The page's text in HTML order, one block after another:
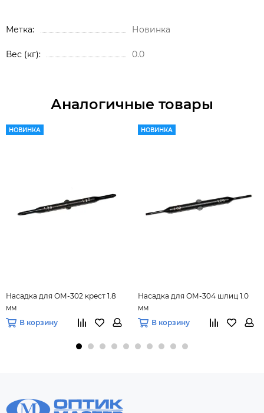
Метка Новинка
Вес (кг) 0.0
Аналогичные товары
НОВИНКА
Насадка для ОМ-302 крест 1.8
мм
В корзину
НОВИНКА
Насадка для ОМ-304 шлиц 1.0
мм
В корзину